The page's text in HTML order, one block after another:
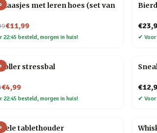
met leren hoes (set van
€11,99
22:45 besteld, morgen in huis! ✔
stressbal
€4,99
22:45 besteld, morgen in huis! ✔
tablethouder